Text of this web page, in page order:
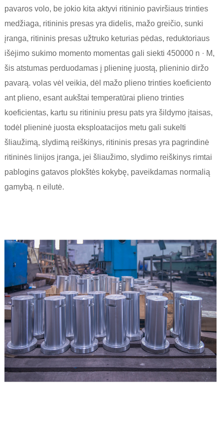
pavaros volo, be jokio kita aktyvi ritininio paviršiaus trinties
medžiaga, ritininis presas yra didelis, mažo greičio, sunki
įranga, ritininis presas užtruko keturias pėdas, reduktoriaus
išėjimo sukimo momento momentas gali siekti 450000 n · M,
šis atstumas perduodamas į plieninę juostą, plieninio diržo
pavarą. volas vėl veikia, dėl mažo plieno trinties koeficiento
ant plieno, esant aukštai temperatūrai plieno trinties
koeficientas, kartu su ritininiu presu pats yra šildymo įtaisas,
todėl plieninė juosta eksploatacijos metu gali sukelti
šliaužimą, slydimą reiškinys, ritininis presas yra pagrindinė
ritininės linijos įranga, jei šliaužimo, slydimo reiškinys rimtai
pablogins gatavos plokštės kokybę, paveikdamas normalią
gamybą. n eilutė.